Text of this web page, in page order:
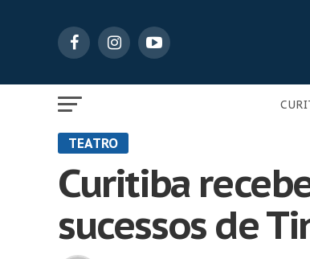
TEATRO
Curitiba
sucessos de